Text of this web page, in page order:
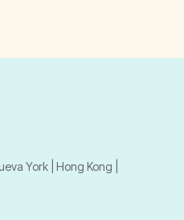
York | Hong Kong |